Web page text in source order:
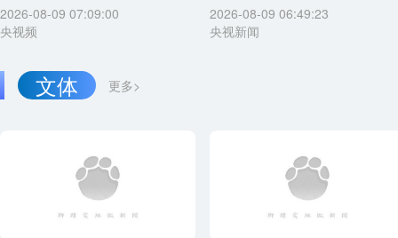
2026-08-09 07:09:00
央视频
2026-08-09 06:49:23
央视新闻
更多>
文体